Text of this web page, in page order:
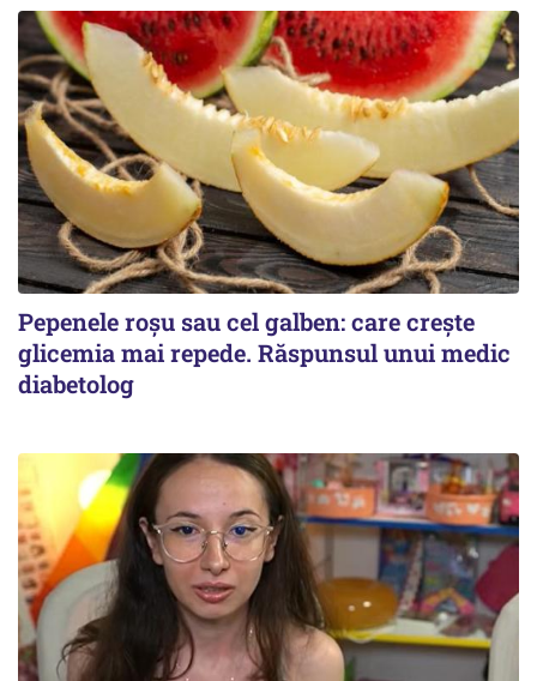
Pepenele roșu sau cel galben: care crește
glicemia mai repede. Răspunsul unui medic
diabetolog